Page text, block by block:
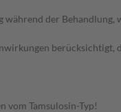
der Behandlung,
berücksichtigt,
vom Tamsulosin-Typ!